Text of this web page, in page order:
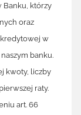
Banku, którzy
oraz
w
banku.
kwoty, liczby
raty.
art. 66